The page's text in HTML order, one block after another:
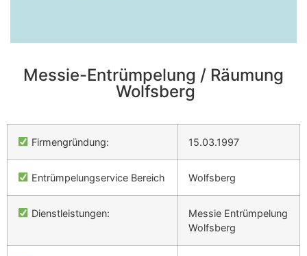
Messie-Entrümpelung / Räumung
Wolfsberg
Firmengründung: 15.03.1997
Entrümpelungservice Bereich Wolfsberg
Dienstleistungen:
Messie Entrümpelung
Wolfsberg